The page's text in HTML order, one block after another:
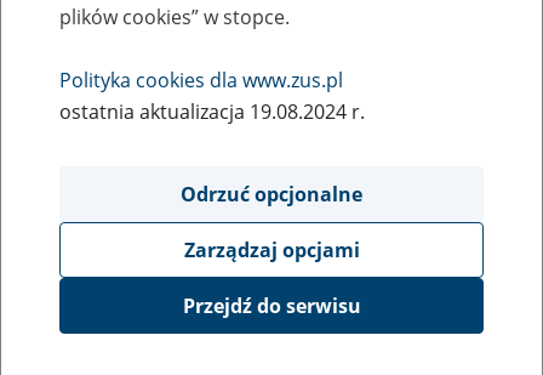
plików cookies” w stopce.
Polityka cookies dla www.zus.pl
ostatnia aktualizacja 19.08.2024 r.
Odrzuć opcjonalne
Zarządzaj opcjami
Przejdź do serwisu